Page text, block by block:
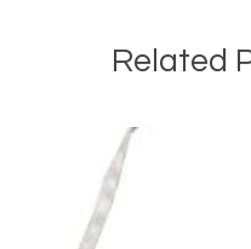
Related